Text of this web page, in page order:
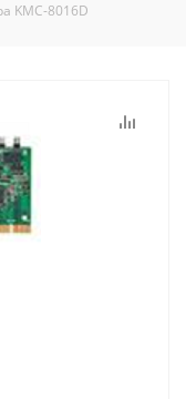
KMC-8016D